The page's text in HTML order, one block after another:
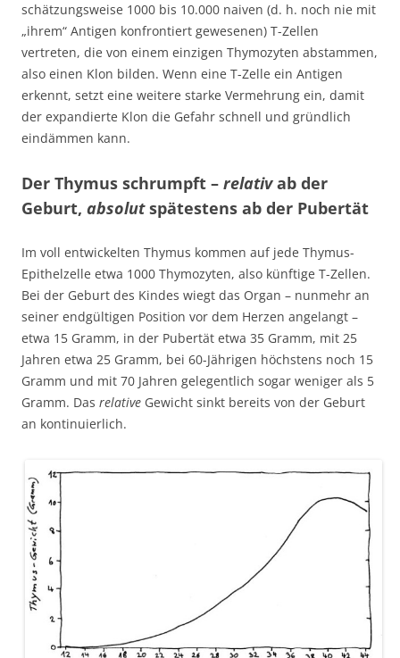
schätzungsweise 1000 bis 10.000 naiven (d. h. noch nie mit
„ihrem“ Antigen konfrontiert gewesenen) T-Zellen
vertreten, die von einem einzigen Thymozyten abstammen,
also einen Klon bilden. Wenn eine T-Zelle ein Antigen
erkennt, setzt eine weitere starke Vermehrung ein, damit
der expandierte Klon die Gefahr schnell und gründlich
eindämmen kann.
Der Thymus schrumpft – relativab der
Geburt, absolutspätestens ab der Pubertät
Im voll entwickelten Thymus kommen auf jede Thymus-
Epithelzelle etwa 1000 Thymozyten, also künftige T-Zellen.
Bei der Geburt des Kindes wiegt das Organ – nunmehr an
seiner endgültigen Position vor dem Herzen angelangt –
etwa 15 Gramm, in der Pubertät etwa 35 Gramm, mit 25
Jahren etwa 25 Gramm, bei 60-Jährigen höchstens noch 15
Gramm und mit 70 Jahren gelegentlich sogar weniger als 5
Gramm. Das relative Gewicht sinkt bereits von der Geburt
an kontinuierlich.